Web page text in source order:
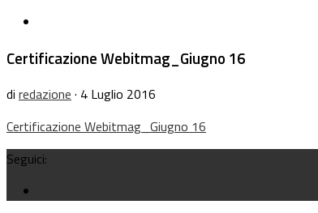
Certificazione Webitmag_Giugno 16
di redazione · 4 Luglio 2016
Certificazione Webitmag_Giugno 16
Seguici: